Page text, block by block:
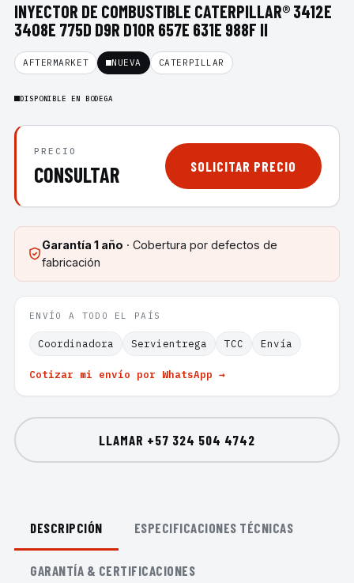
INYECTOR DE COMBUSTIBLE CATERPILLAR® 3412E
3408E 775D D9R D10R 657E 631E 988F II
AFTERMARKET NUEVA CATERPILLAR
DISPONIBLE EN BODEGA
PRECIO
CONSULTAR SOLICITAR PRECIO
Garantía 1 año · Cobertura por defectos de
fabricación
ENVÍO A TODO EL PAÍS
Coordinadora Servientrega TCC Envía
Cotizar mi envío por WhatsApp →
LLAMAR +57 324 504 4742
DESCRIPCIÓN ESPECIFICACIONES TÉCNICAS
GARANTÍA & CERTIFICACIONES